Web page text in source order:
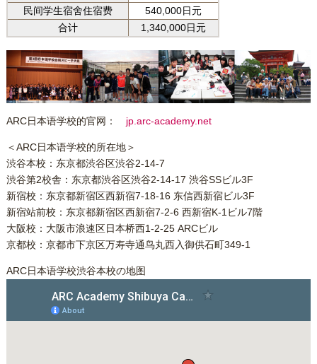
民间学生宿舍住宿费
540,000日元
合计
1,340,000日元
ARC日本语学校的官网： jp.arc-academy.net
＜ARC日本语学校的所在地＞
渋谷本校：东京都渋谷区渋谷2-14-7
渋谷第2校舎：东京都渋谷区渋谷2-14-17 渋谷SSビル3F
新宿校：东京都新宿区西新宿7-18-16 东信西新宿ビル3F
新宿站前校：东京都新宿区西新宿7-2-6 西新宿K-1ビル7階
大阪校：大阪市浪速区日本桥西1-2-25 ARCビル
京都校：京都市下京区万寿寺通鸟丸西入御供石町349-1
ARC日本语学校渋谷本校の地图